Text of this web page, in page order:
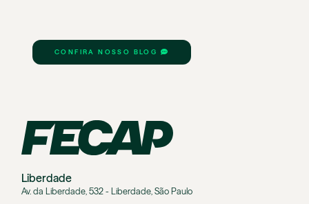
CONFIRA NOSSO BLOG
Liberdade
Av. da Liberdade, 532 - Liberdade, São Paulo